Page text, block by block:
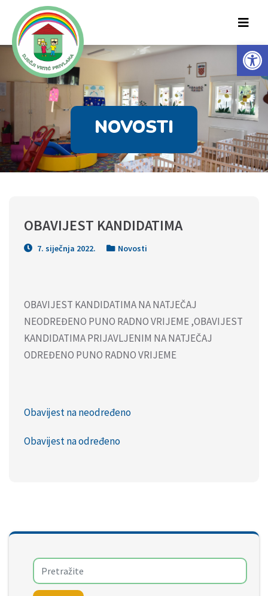
NOVOSTI
OBAVIJEST KANDIDATIMA
7. siječnja 2022. Novosti
OBAVIJEST KANDIDATIMA NA NATJEČAJ
NEODREĐENO PUNO RADNO VRIJEME ,OBAVIJEST
KANDIDATIMA PRIJAVLJENIM NA NATJEČAJ
ODREĐENO PUNO RADNO VRIJEME
Obavijest na neodređeno
Obavijest na određeno